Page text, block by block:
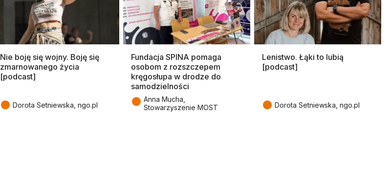
Nie boję się wojny. Boję się
zmarnowanego życia
[podcast]
● Dorota Setniewska, ngo.pl
Fundacja SPINA pomaga
osobom z rozszczepem
kręgosłupa w drodze do
samodzielności
● Anna Mucha,
Stowarzyszenie MOST
Lenistwo. Łąki to lubią
[podcast]
● Dorota Setniewska, ngo.pl